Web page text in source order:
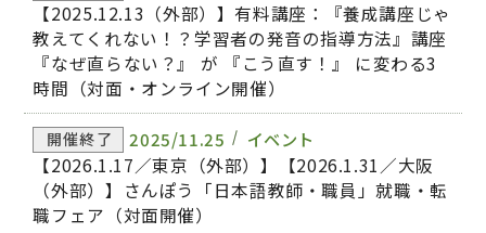
【2025.12.13（外部）】有料講座：『養成講座じゃ
教えてくれない！？学習者の発音の指導方法』講座
『なぜ直らない？』 が 『こう直す！』 に変わる3
時間（対面・オンライン開催）
開催終了 2025/11.25 イベント
【2026.1.17／東京（外部）】【2026.1.31／大阪
（外部）】さんぽう「日本語教師・職員」就職・転
職フェア（対面開催）